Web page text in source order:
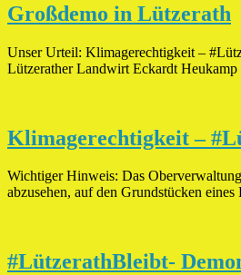
Großdemo in Lützerath
Unser Urteil: Klimagerechtigkeit –
Lützerather Landwirt Eckardt
Klimagerechtigkeit –
Wichtiger Hinweis: Das
abzusehen, auf den Grundstücken
#LützerathBleibt-